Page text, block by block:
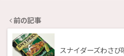
前の記事
スナイダーズわさび